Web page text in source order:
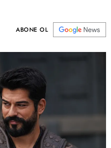
ABONE OL